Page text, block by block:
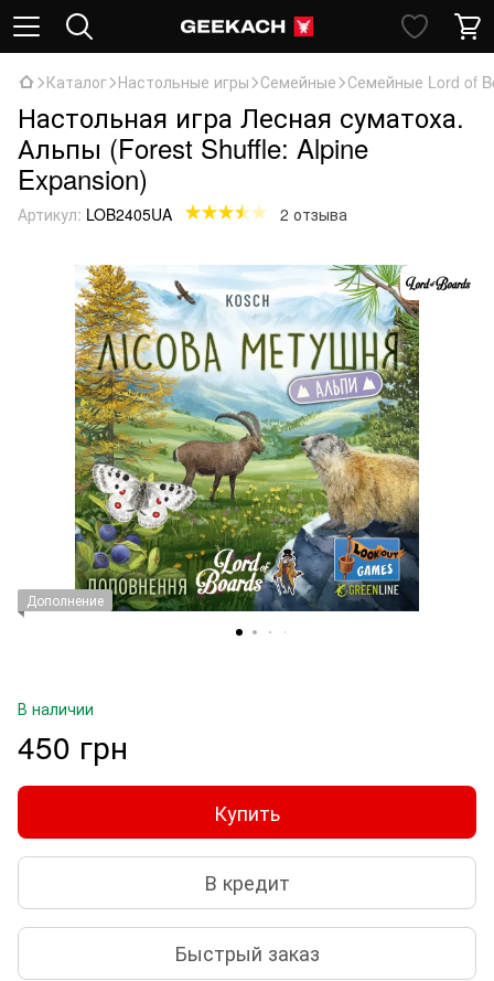
Каталог Настольные игры Семейные Семейные Lord of
Настольная игра Лесная суматоха.
Альпы (Forest Shuffle: Alpine
Expansion)
Артикул: LOB2405UA 2 отзыва
Дополнение
В наличии
450 грн
Купить
В кредит
Быстрый заказ